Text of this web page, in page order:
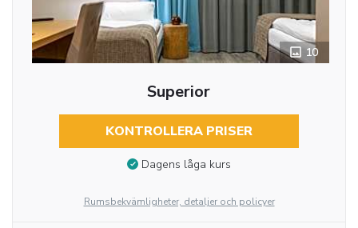
10
Superior
KONTROLLERA PRISER
Dagens låga kurs
Rumsbekvämligheter, detaljer och policyer